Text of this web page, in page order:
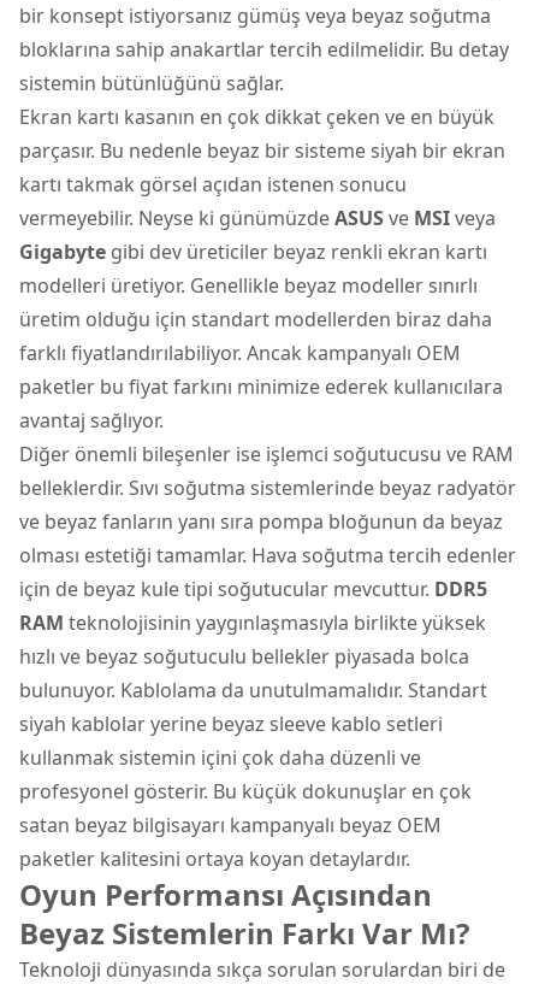
bir konsept istiyorsanız gümüş veya beyaz soğutma
bloklarına sahip anakartlar tercih edilmelidir. Bu detay
sistemin bütünlüğünü sağlar.
Ekran kartı kasanın en çok dikkat çeken ve en büyük
parçasır. Bu nedenle beyaz bir sisteme siyah bir ekran
kartı takmak görsel açıdan istenen sonucu
vermeyebilir. Neyse ki günümüzdeASUSve MSIveya
Gigabyte gibi dev üreticiler beyaz renkli ekran kartı
modelleri üretiyor. Genellikle beyaz modeller sınırlı
üretim olduğu için standart modellerden biraz daha
farklı fiyatlandırılabiliyor. Ancak kampanyalı OEM
paketler bu fiyat farkını minimize ederek kullanıcılara
avantaj sağlıyor.
Diğer önemli bileşenler ise işlemci soğutucusu ve RAM
belleklerdir. Sıvı soğutma sistemlerinde beyaz radyatör
ve beyaz fanların yanı sıra pompa bloğunun da beyaz
olması estetiği tamamlar. Hava soğutma tercih edenler
için de beyaz kule tipi soğutucular mevcuttur. DDR5
RAM teknolojisinin yaygınlaşmasıyla birlikte yüksek
hızlı ve beyaz soğutuculu bellekler piyasada bolca
bulunuyor. Kablolama da unutulmamalıdır. Standart
siyah kablolar yerine beyaz sleeve kablo setleri
kullanmak sistemin içini çok daha düzenli ve
profesyonel gösterir. Bu küçük dokunuşlar en çok
satan beyaz bilgisayarı kampanyalı beyaz OEM
paketler kalitesini ortaya koyan detaylardır.
Oyun Performansı Açısından
Beyaz Sistemlerin Farkı Var Mı?
Teknoloji dünyasında sıkça sorulan sorulardan biri de